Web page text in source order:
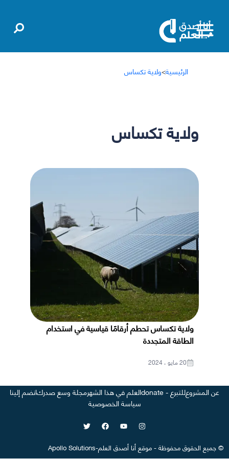
الرئيسية>ولاية تكساس
ولاية تكساس
ولاية تكساس تحطم أرقامًا قياسية في استخدام
الطاقة المتجددة
20 مايو ، 2024
عن المشروعللتبرع - donate العلم في هذا الشهرمجلة وسع صدركانضم إلينا
سياسة الخصوصية
©جميع الحقوق محفوظة-موقعأنا أصدق العلم-
Apollo Solutions